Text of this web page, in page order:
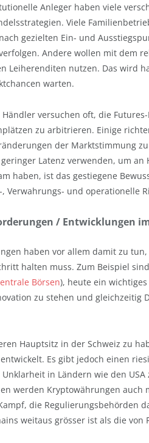
Anleger haben viele
Viele
gezielten Ein- und
Andere wollen mit dem
Leiherenditen nutzen. Das wird
warten.
versuchen oft, die
zu arbitrieren. Einige
der Marktstimmung
Latenz verwenden, um an
haben, ist das gestiegene
Verwahrungs- und operationelle
/ Entwicklungen
haben vor allem damit zu
halten muss. Zum Beispiel
Börsen), heute ein
zu stehen und
Hauptsitz in der Schweiz zu
Es gibt jedoch einen
in Ländern wie den
werden Kryptowährungen
die Regulierungsbehörden
weitaus grösser ist als die von